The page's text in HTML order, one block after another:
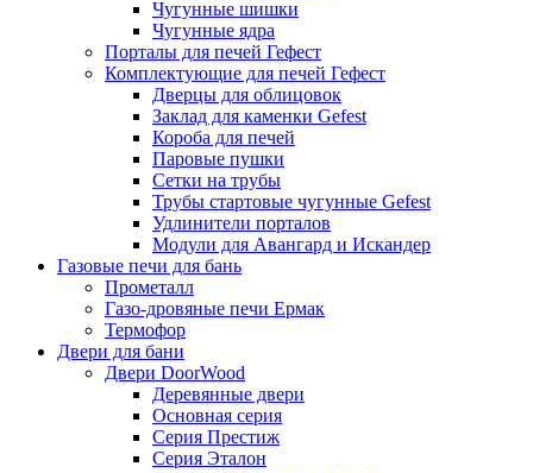
Чугунные шишки
Чугунные ядра
Порталы для печей Гефест
Комплектующие для печей Гефест
Дверцы для облицовок
Заклад для каменки Gefest
Короба для печей
Паровые пушки
Сетки на трубы
Трубы стартовые чугунные Gefest
Удлинители порталов
Модули для Авангард и Искандер
Газовые печи для бань
Прометалл
Газо-дровяные печи Ермак
Термофор
Двери для бани
Двери DoorWood
Деревянные двери
Основная серия
Серия Престиж
Серия Эталон